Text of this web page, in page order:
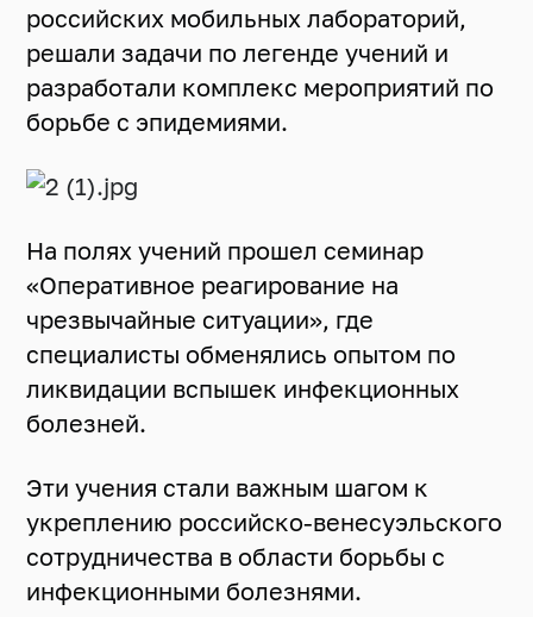
российских мобильных лабораторий,
решали задачи по легенде учений и
разработали комплекс мероприятий по
борьбе с эпидемиями.
На полях учений прошел семинар
«Оперативное реагирование на
чрезвычайные ситуации», где
специалисты обменялись опытом по
ликвидации вспышек инфекционных
болезней.
Эти учения стали важным шагом к
укреплению российско-венесуэльского
сотрудничества в области борьбы с
инфекционными болезнями.